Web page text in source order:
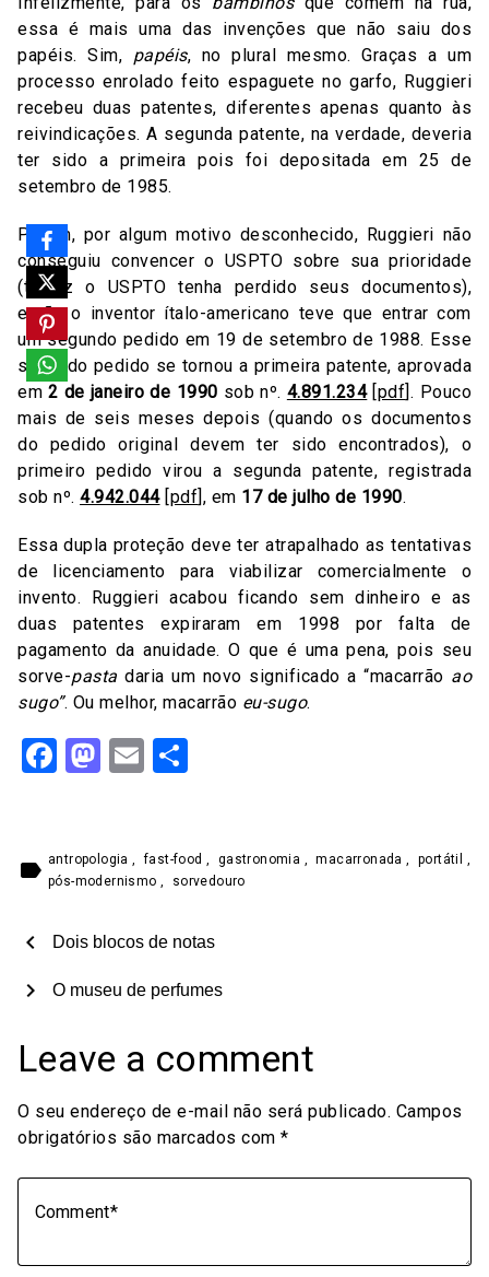
essa é mais uma das invenções que não saiu dos
papéis. Sim, papéis, no plural mesmo. Graças a um
processo enrolado feito espaguete no garfo, Ruggieri
recebeu duas patentes, diferentes apenas quanto às
reivindicações. A segunda patente, na verdade, deveria
ter sido a primeira pois foi depositada em 25 de
setembro de 1985.
Porém, por algum motivo desconhecido, Ruggieri não
conseguiu convencer o USPTO sobre sua prioridade
(talvez o USPTO tenha perdido seus documentos),
então o inventor ítalo-americano teve que entrar com
um segundo pedido em 19 de setembro de 1988. Esse
segundo pedido se tornou a primeira patente, aprovada
em2 de janeiro de 1990 sob nº. 4.891.234 [pdf]. Pouco
mais de seis meses depois (quando os documentos
do pedido original devem ter sido encontrados), o
primeiro pedido virou a segunda patente, registrada
sob nº. 4.942.044 [pdf], em 17 de julho de 1990.
Essa dupla proteção deve ter atrapalhado as tentativas
de licenciamento para viabilizar comercialmente o
invento. Ruggieri acabou ficando sem dinheiro e as
duas patentes expiraram em 1998 por falta de
pagamento da anuidade. O que é uma pena, pois seu
sorve-pasta daria um novo significado a “macarrão ao
sugo”. Ou melhor, macarrão eu-sugo.
Facebook
Mastodon
Email
label antropologia, fast-food, gastronomia , macarronada, portátil ,
pós-modernismo, sorvedouro
chevron_left Dois blocos de notas
O museu de perfumes
chevron_right
Leave a comment
O seu endereço de e-mail não será publicado. Campos
obrigatórios são marcados com *
Comment